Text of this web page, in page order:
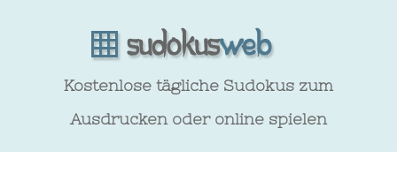
Kostenlose tägliche Sudokus zum
Ausdrucken oder online spielen